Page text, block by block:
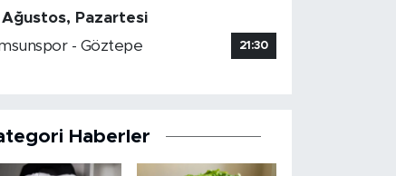
Ağustos, Pazartesi
- Göztepe
21:30
Haberler